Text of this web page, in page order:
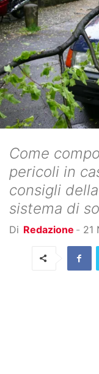
Come
pericoli in
consigli
sistema di
Di Redazione - 21